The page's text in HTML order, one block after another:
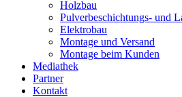
Holzbau
Pulverbeschichtungs- und
Elektrobau
Montage und Versand
Montage beim Kunden
Mediathek
Partner
Kontakt